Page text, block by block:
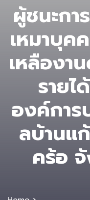
ผู้ชนะกา
เหมาบุค
เหลืองา
ราย
องค์การ
ลบ้านแ
คร้อ